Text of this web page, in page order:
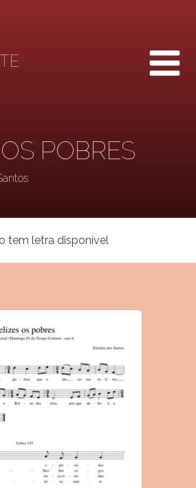
POBRES
tem letra disponível